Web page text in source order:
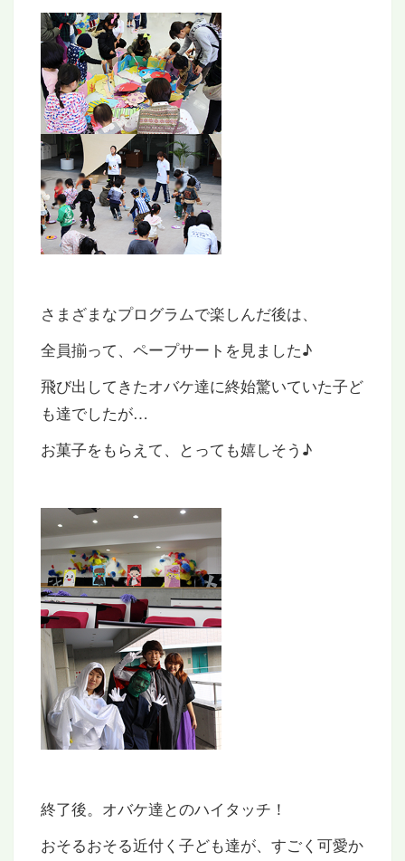
さまざまなプログラムで楽しんだ後は、
全員揃って、ペープサートを見ました♪
飛び出してきたオバケ達に終始驚いていた子ど
も達でしたが…
お菓子をもらえて、とっても嬉しそう♪
終了後。オバケ達とのハイタッチ！
おそるおそる近付く子ども達が、すごく可愛か